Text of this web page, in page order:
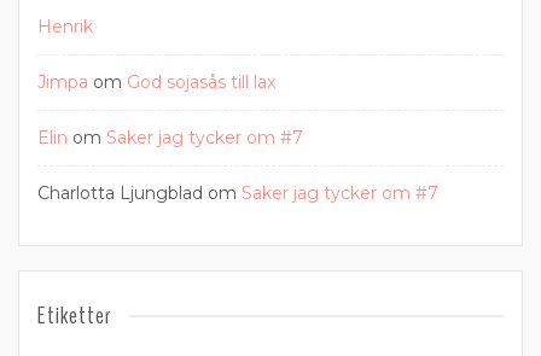
Henrik
Jimpa om God sojasås till lax
Elin om Saker jag tycker om #7
Charlotta Ljungblad om Saker jag tycker om #7
Etiketter